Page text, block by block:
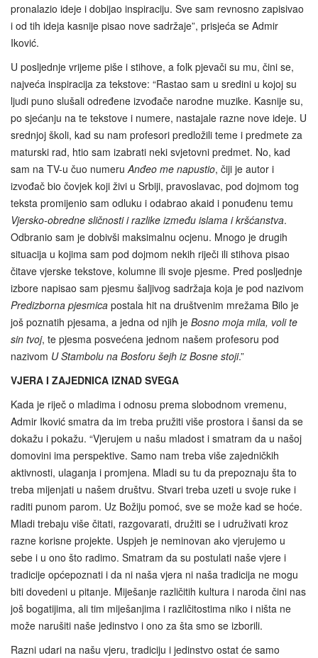
pronalazio ideje i dobijao inspiraciju. Sve sam revnosno zapisivao
i od tih ideja kasnije pisao nove sadržaje”, prisjeća se Admir
Iković.
U posljednje vrijeme piše i stihove, a folk pjevači su mu, čini se,
najveća inspiracija za tekstove: “Rastao sam u sredini u kojoj su
ljudi puno slušali određene izvođače narodne muzike. Kasnije su,
po sjećanju na te tekstove i numere, nastajale razne nove ideje. U
srednjoj školi, kad su nam profesori predložili teme i predmete za
maturski rad, htio sam izabrati neki svjetovni predmet. No, kad
sam na TV-u čuo numeru Anđeo me napustio, čiji je autor i
izvođač bio čovjek koji živi u Srbiji, pravoslavac, pod dojmom tog
teksta promijenio sam odluku i odabrao akaid i ponuđenu temu
Vjersko-obredne sličnosti i razlike između islama i kršćanstva.
Odbranio sam je dobivši maksimalnu ocjenu. Mnogo je drugih
situacija u kojima sam pod dojmom nekih riječi ili stihova pisao
čitave vjerske tekstove, kolumne ili svoje pjesme. Pred posljednje
izbore napisao sam pjesmu šaljivog sadržaja koja je pod nazivom
Predizborna pjesmica postala hit na društvenim mrežama Bilo je
još poznatih pjesama, a jedna od njih je Bosno moja mila, voli te
sin tvoj, te pjesma posvećena jednom našem profesoru pod
nazivom U Stambolu na Bosforu šejh iz Bosne stoji.”
VJERA I ZAJEDNICA IZNAD SVEGA
Kada je riječ o mladima i odnosu prema slobodnom vremenu,
Admir Iković smatra da im treba pružiti više prostora i šansi da se
dokažu i pokažu. “Vjerujem u našu mladost i smatram da u našoj
domovini ima perspektive. Samo nam treba više zajedničkih
aktivnosti, ulaganja i promjena. Mladi su tu da prepoznaju šta to
treba mijenjati u našem društvu. Stvari treba uzeti u svoje ruke i
raditi punom parom. Uz Božiju pomoć, sve se može kad se hoće.
Mladi trebaju više čitati, razgovarati, družiti se i udruživati kroz
razne korisne projekte. Uspjeh je neminovan ako vjerujemo u
sebe i u ono što radimo. Smatram da su postulati naše vjere i
tradicije općepoznati i da ni naša vjera ni naša tradicija ne mogu
biti dovedeni u pitanje. Miješanje različitih kultura i naroda čini nas
još bogatijima, ali tim miješanjima i različitostima niko i ništa ne
može narušiti naše jedinstvo i ono za šta smo se izborili.
Razni udari na našu vjeru, tradiciju i jedinstvo ostat će samo